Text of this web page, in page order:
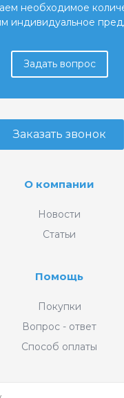
необходимое
индивидуальное
Задать вопрос
Заказать звонок
О компании
Новости
Статьи
Помощь
Покупки
Вопрос - ответ
Способ оплаты